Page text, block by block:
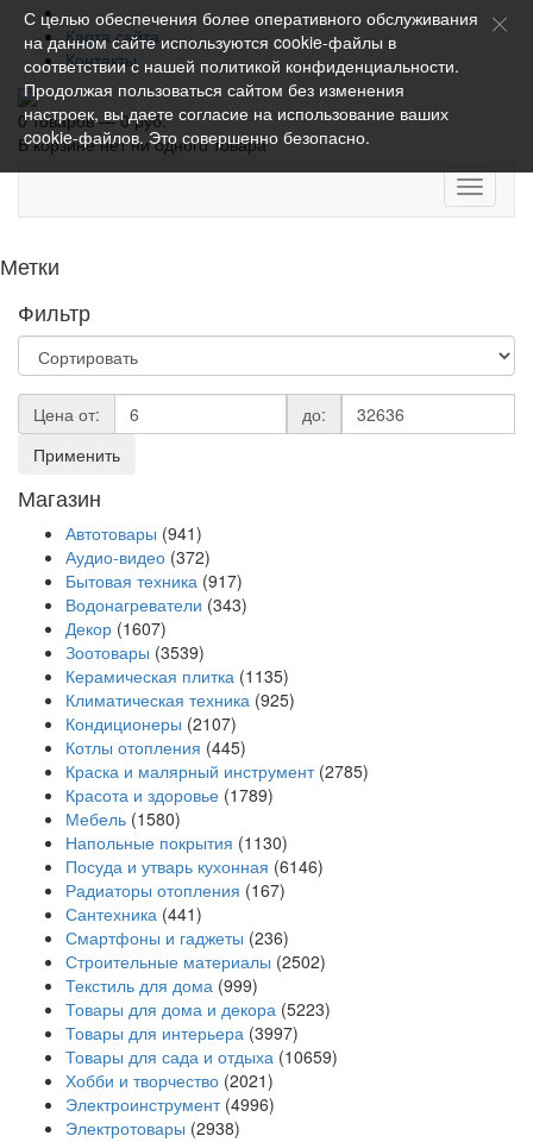
Карта сайта
Контакты
0 товаров — 0 руб.
В корзине нет ни одного товара
Toggle
Метки
Фильтр
Цена от:
до:
Применить
Магазин
Автотовары (941)
Аудио-видео (372)
Бытовая техника (917)
Водонагреватели (343)
Декор (1607)
Зоотовары (3539)
Керамическая плитка (1135)
Климатическая техника (925)
Кондиционеры (2107)
Котлы отопления (445)
Краска и малярный инструмент (2785)
Красота и здоровье (1789)
Мебель (1580)
Напольные покрытия (1130)
Посуда и утварь кухонная (6146)
Радиаторы отопления (167)
Сантехника (441)
Смартфоны и гаджеты (236)
Строительные материалы (2502)
Текстиль для дома (999)
Товары для дома и декора (5223)
Товары для интерьера (3997)
Товары для сада и отдыха (10659)
Хобби и творчество (2021)
Электроинструмент (4996)
Электротовары (2938)
С целью обеспечения более оперативного обслуживания
на данном сайте используются cookie-файлы в
соответствии с нашей политикой конфиденциальности.
Продолжая пользоваться сайтом без изменения
настроек, вы даете согласие на использование ваших
cookie-файлов. Это совершенно безопасно.